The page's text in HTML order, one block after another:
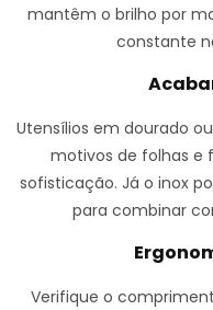
mantêm o brilho por
constante
Utensílios em dourado
motivos de folhas e
sofisticação. Já o inox
para combinar
Verifique o